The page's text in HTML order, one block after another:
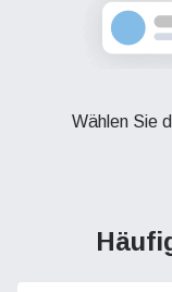
Wählen Sie